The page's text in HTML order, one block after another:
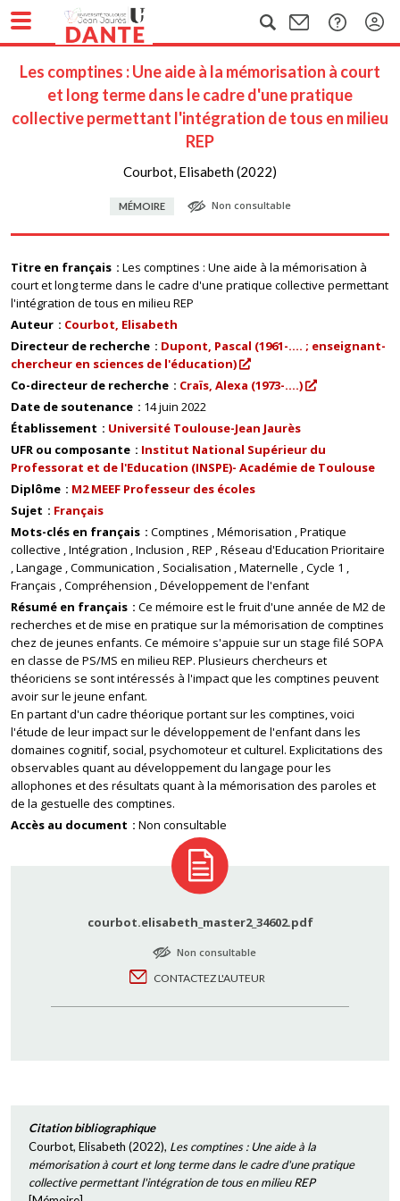
Les comptines : Une aide à la mémorisation à court
et long terme dans le cadre d'une pratique
collective permettant l'intégration de tous en milieu
REP
Courbot, Elisabeth (2022)
MÉMOIRE Non consultable
Titre en français
Les comptines : Une aide à la mémorisation à
court et long terme dans le cadre d'une pratique collective permettant
l'intégration de tous en milieu REP
Auteur
Courbot, Elisabeth
Directeur de recherche
Dupont, Pascal (1961-.... ; enseignant-
chercheur en sciences de l'éducation)
Co-directeur de recherche
Craïs, Alexa (1973-....)
Date de soutenance
14 juin 2022
Établissement
Université Toulouse-Jean Jaurès
UFR ou composante
Institut National Supérieur du
Professorat et de l'Education (INSPE)- Académie de Toulouse
Diplôme
M2 MEEF Professeur des écoles
Sujet
Français
Mots-clés en français
Comptines Mémorisation Pratique
collective Intégration Inclusion REP Réseau d'Education Prioritaire
Langage Communication Socialisation Maternelle Cycle 1
Français Compréhension Développement de l'enfant
Résumé en français
Ce mémoire est le fruit d'une année de M2 de
recherches et de mise en pratique sur la mémorisation de comptines
chez de jeunes enfants. Ce mémoire s'appuie sur un stage filé SOPA
en classe de PS/MS en milieu REP. Plusieurs chercheurs et
théoriciens se sont intéressés à l'impact que les comptines peuvent
avoir sur le jeune enfant.
En partant d'un cadre théorique portant sur les comptines, voici
l'étude de leur impact sur le développement de l'enfant dans les
domaines cognitif, social, psychomoteur et culturel. Explicitations des
observables quant au développement du langage pour les
allophones et des résultats quant à la mémorisation des paroles et
de la gestuelle des comptines.
Accès au document
Non consultable
courbot.elisabeth_master2_34602.pdf
Non consultable
CONTACTEZ L'AUTEUR
Citation bibliographique
Courbot, Elisabeth (2022), Les comptines : Une aide à la
mémorisation à court et long terme dans le cadre d'une pratique
collective permettant l'intégration de tous en milieu REP